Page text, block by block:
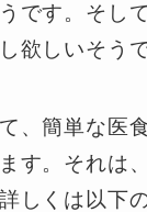
です。そし
欲しいそうで
、簡単な医
す。それは
しくは以下